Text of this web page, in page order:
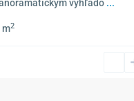
výhľado ...
m2